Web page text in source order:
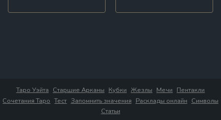
Таро Уэйта Старшие Арканы Кубки Жезлы Мечи Пентакли
Сочетания Таро Тест Запомнить значения Расклады онлайн Символы
Статьи